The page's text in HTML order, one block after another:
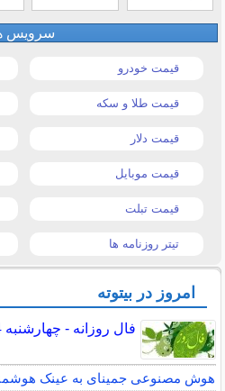
سرویس
قیمت خودرو
قیمت طلا و سکه
قیمت دلار
قیمت موبایل
قیمت تبلت
تیتر روزنامه ها
امروز در بیتوته
فال روزانه - چهارشنبه 14 مرداد 1405
هوش مصنوعی جمینای به عینک